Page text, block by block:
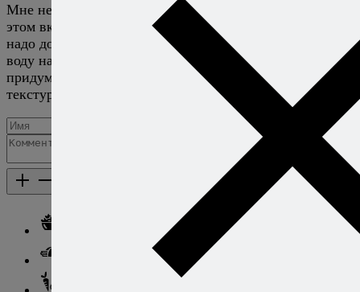
Мне не просится, потому что главное, что я ценю в
этом вкусе — его текстуру. Но если вам просится —
надо добавлять! Чисто теоретически можно настоять
воду на лимонной цедре, использовать экстракт или
придумать ещё какой-то вариант, чтобы сохранить
текстуру, добавив вкус.
Добавить комментарий
Каталог рецептов